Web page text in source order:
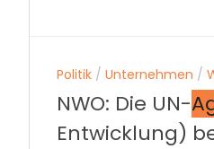
Politik / Unternehmen /
NWO: Die UN-
Entwicklung)